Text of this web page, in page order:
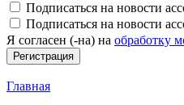
Подписаться на новости
Подписаться на новости
Я согласен (-на) на обработку
Главная